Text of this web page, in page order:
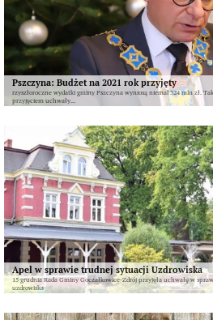
Pszczyna: Budżet na 2021 rok przyjęty
rzyszłoroczne wydatki gminy Pszczyna wyniosą niemal 324 mln zł.
przyjęciem uchwały...
Apel w sprawie trudnej sytuacji Uzdrowiska
15 grudnia Rada Gminy Goczałkowice-Zdrój przyjęła uchwałę w
uzdrowiska